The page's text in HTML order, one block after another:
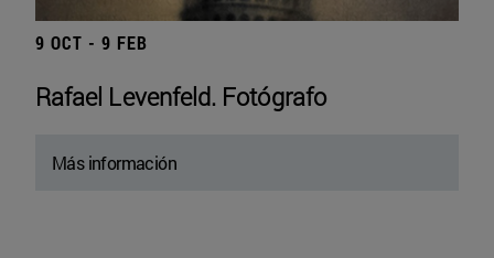
9 OCT - 9 FEB
Rafael Levenfeld. Fotógrafo
Más información